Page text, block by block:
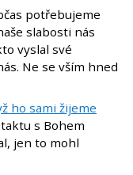
potřebujeme
slabosti nás
vyslal své
Ne se vším hned
ho sami žijeme
s Bohem
jen to mohl